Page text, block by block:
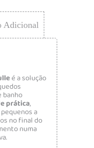
Adicional
é a solução
banho
prática,
a
no final do
numa